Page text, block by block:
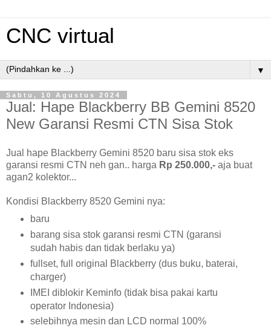
CNC virtual
▼
Sabtu, 10 Agustus 2024
Jual: Hape Blackberry BB Gemini 8520
New Garansi Resmi CTN Sisa Stok
Jual hape Blackberry Gemini 8520 baru sisa stok eks
garansi resmi CTN neh gan.. harga Rp 250.000,- aja buat
agan2 kolektor...
Kondisi Blackberry 8520 Gemini nya:
baru
barang sisa stok garansi resmi CTN (garansi
sudah habis dan tidak berlaku ya)
fullset, full original Blackberry (dus buku, baterai,
charger)
IMEI diblokir Keminfo (tidak bisa pakai kartu
operator Indonesia)
selebihnya mesin dan LCD normal 100%